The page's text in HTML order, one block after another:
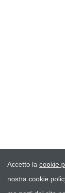
Accetto la cookie
nostra cookie